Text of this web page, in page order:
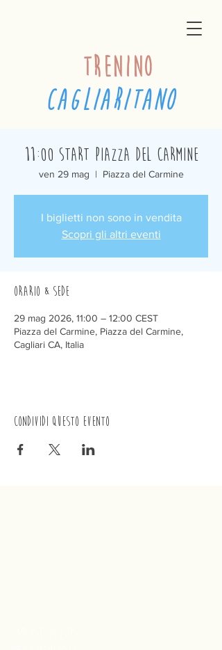
trenino
cagliaritano
11:00 Start Piazza del Carmine
ven 29 mag
  |
Piazza del Carmine
I biglietti non sono in vendita
Scopri gli altri eventi
Orario & Sede
29 mag 2026, 11:00 – 12:00 CEST
Piazza del Carmine, Piazza del Carmine,
Cagliari CA, Italia
Condividi questo evento